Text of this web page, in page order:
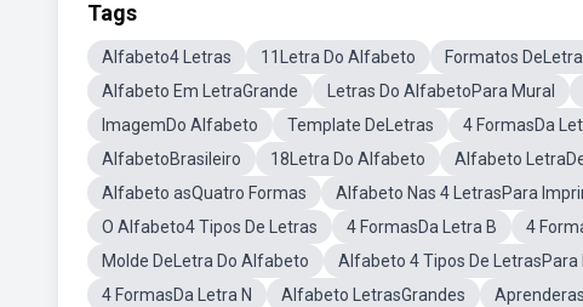
Tags
Alfabeto4 Letras 11Letra Do Alfabeto Formatos
Alfabeto Em LetraGrande
Letras Do AlfabetoPara Mural
ImagemDo Alfabeto
Template DeLetras 4 FormasDa
AlfabetoBrasileiro
18Letra Do Alfabeto Alfabeto
Alfabeto asQuatro Formas
Alfabeto Nas 4 LetrasPara
O Alfabeto4 Tipos De Letras
4 FormasDa Letra B 4
Molde DeLetra Do Alfabeto
Alfabeto 4 Tipos De LetrasPara
4 FormasDa Letra N
Alfabeto LetrasGrandes